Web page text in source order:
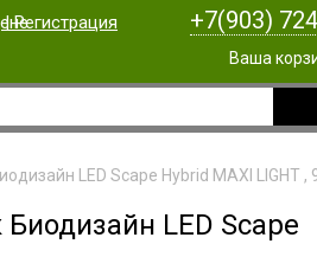
|Регистрация +7(903)
Ваша
LED Scape Hybrid MAXI LIGHT ,
LED Scape